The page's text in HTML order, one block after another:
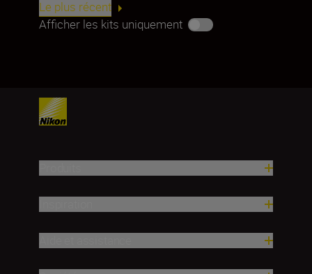
Le plus récent
Afficher les kits uniquement